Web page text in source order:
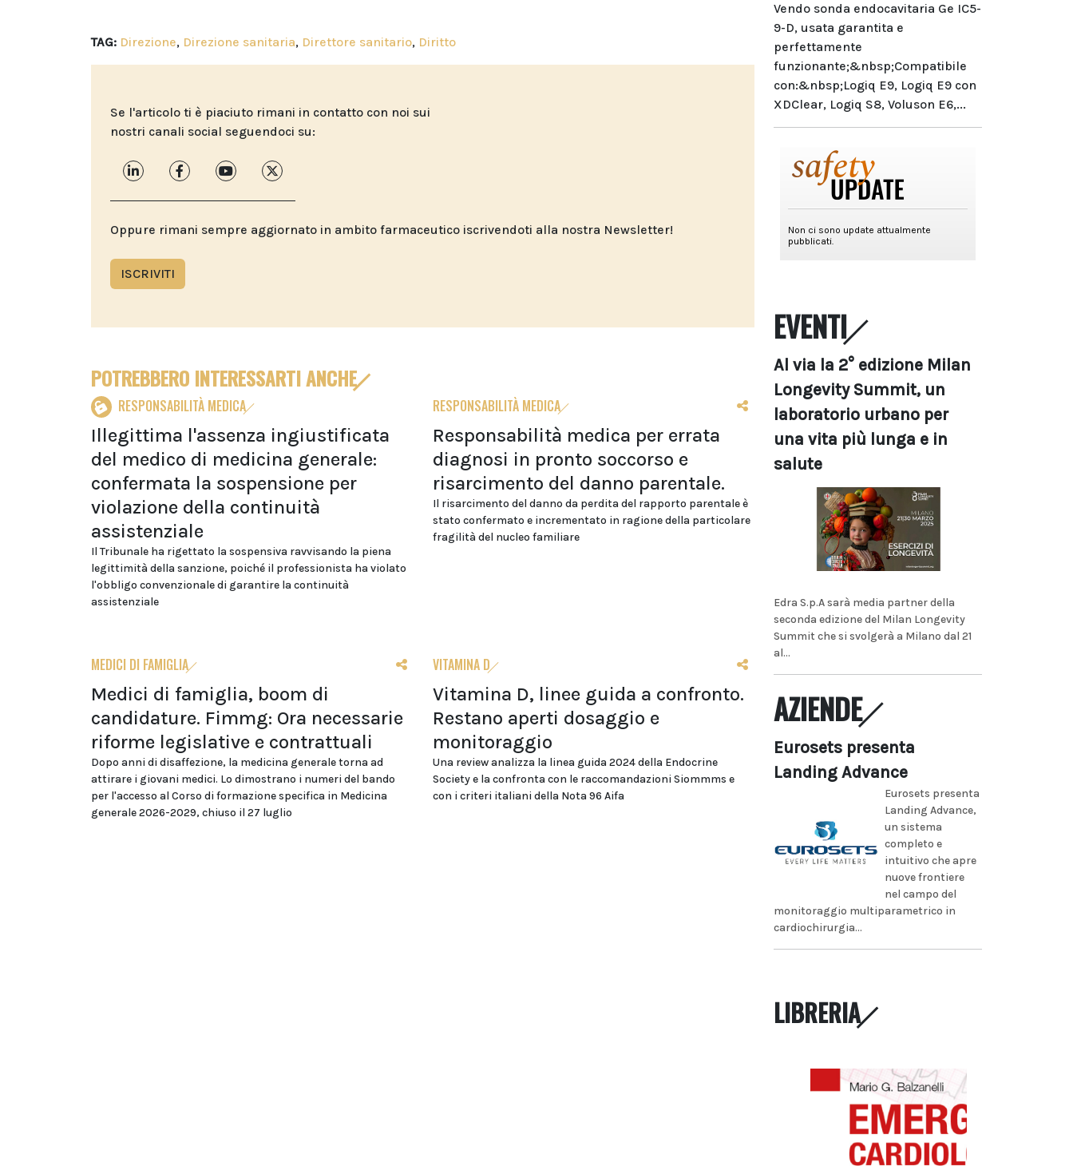
TAG: Direzione, Direzione sanitaria, Direttore sanitario, Diritto
Se l'articolo ti è piaciuto rimani in contatto con noi sui
nostri canali social seguendoci su:
Oppure rimani sempre aggiornato in ambito farmaceutico iscrivendoti alla nostra Newsletter!
ISCRIVITI
POTREBBERO INTERESSARTI ANCHE
RESPONSABILITÀ MEDICA
Illegittima l'assenza ingiustificata
del medico di medicina generale:
confermata la sospensione per
violazione della continuità
assistenziale
Il Tribunale ha rigettato la sospensiva ravvisando la piena
legittimità della sanzione, poiché il professionista ha violato
l'obbligo convenzionale di garantire la continuità
assistenziale
RESPONSABILITÀ MEDICA
Responsabilità medica per errata
diagnosi in pronto soccorso e
risarcimento del danno parentale.
Il risarcimento del danno da perdita del rapporto parentale è
stato confermato e incrementato in ragione della particolare
fragilità del nucleo familiare
MEDICI DI FAMIGLIA
Medici di famiglia, boom di
candidature. Fimmg: Ora necessarie
riforme legislative e contrattuali
Dopo anni di disaffezione, la medicina generale torna ad
attirare i giovani medici. Lo dimostrano i numeri del bando
per l'accesso al Corso di formazione specifica in Medicina
generale 2026-2029, chiuso il 27 luglio
VITAMINA D
Vitamina D, linee guida a confronto.
Restano aperti dosaggio e
monitoraggio
Una review analizza la linea guida 2024 della Endocrine
Society e la confronta con le raccomandazioni Siommms e
con i criteri italiani della Nota 96 Aifa
Vendo sonda endocavitaria Ge IC5-
9-D, usata garantita e
perfettamente
funzionante;&nbsp;Compatibile
con:&nbsp;Logiq E9, Logiq E9 con
XDClear, Logiq S8, Voluson E6,...
EVENTI
Al via la 2° edizione Milan
Longevity Summit, un
laboratorio urbano per
una vita più lunga e in
salute
Edra S.p.A sarà media partner della
seconda edizione del Milan Longevity
Summit che si svolgerà a Milano dal 21
al...
AZIENDE
Eurosets presenta
Landing Advance
Eurosets presenta
Landing Advance,
un sistema
completo e
intuitivo che apre
nuove frontiere
nel campo del
monitoraggio multiparametrico in
cardiochirurgia...
LIBRERIA